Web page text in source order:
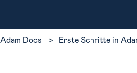
Adam Docs Erste Schritte in